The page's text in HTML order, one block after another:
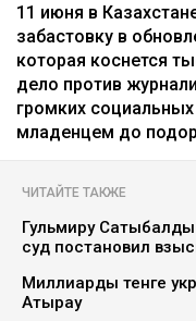
11 июня в
забастовку в
которая коснется
дело против
громких
младенцем до
ЧИТАЙТЕ ТАКЖЕ
Гульмиру
суд постановил
Миллиарды тенге
Атырау